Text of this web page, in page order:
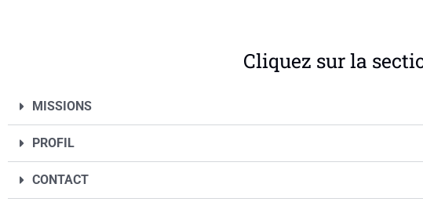
Cliquez sur la
MISSIONS
PROFIL
CONTACT